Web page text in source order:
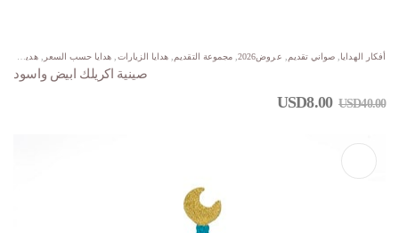
أفكار الهدايا صواني تقديم عروض2026 , مجموعة التقديم هدايا الزيارات هدايا حسب السعر ,هدية اقل من $35
صينية اكريلك ابيض واسود
USD40.00
USD8.00